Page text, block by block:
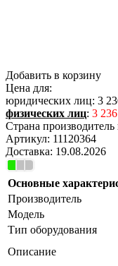
Добавить в корзину
Цена для:
юридических лиц: 3
физических лиц: 3
Страна
Артикул: 11120364
Доставка: 19.08.2026
Основные
Производитель
Модель
Тип оборудования
Описание